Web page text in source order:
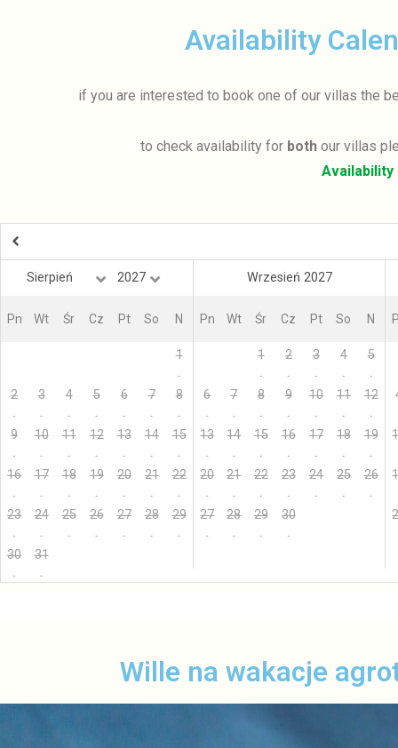
Availability
if you are interested to book one of our villas the
to check availability for both our villas
Availability
Pn Wt Śr Cz Pt So N
1
2 3 4 5 6 7 8
9 10 11 12 13 14 15
16 17 18 19 20 21 22
23 24 25 26 27 28 29
30 31
Wrzesień 2027
Pn Wt Śr Cz Pt So N
1 2 3 4 5
6 7 8 9 10 11 12
13 14 15 16 17 18 19
20 21 22 23 24 25 26
27 28 29 30
Wille na wakacje